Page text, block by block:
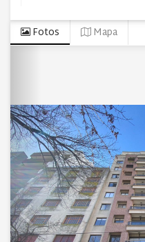
Fotos Mapa